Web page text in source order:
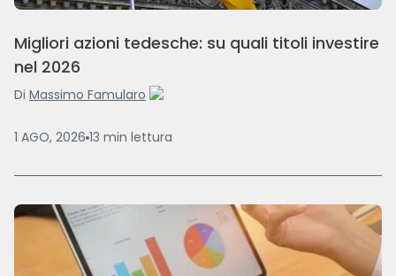
Migliori azioni tedesche: su quali titoli investire
nel 2026
Di Massimo Famularo
1 AGO, 2026 13 min lettura